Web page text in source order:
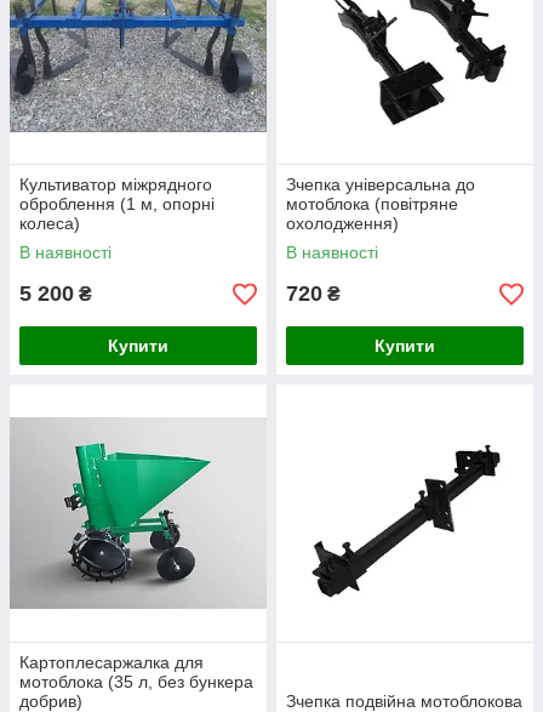
Культиватор міжрядного
оброблення (1 м, опорні
колеса)
В наявності
5 200 ₴
Купити
Зчепка універсальна до
мотоблока (повітряне
охолодження)
В наявності
720 ₴
Купити
Картоплесаржалка для
мотоблока (35 л, без бункера
добрив)
Зчепка подвійна мотоблокова